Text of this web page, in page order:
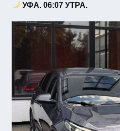
УФА. 06:07 УТРА.